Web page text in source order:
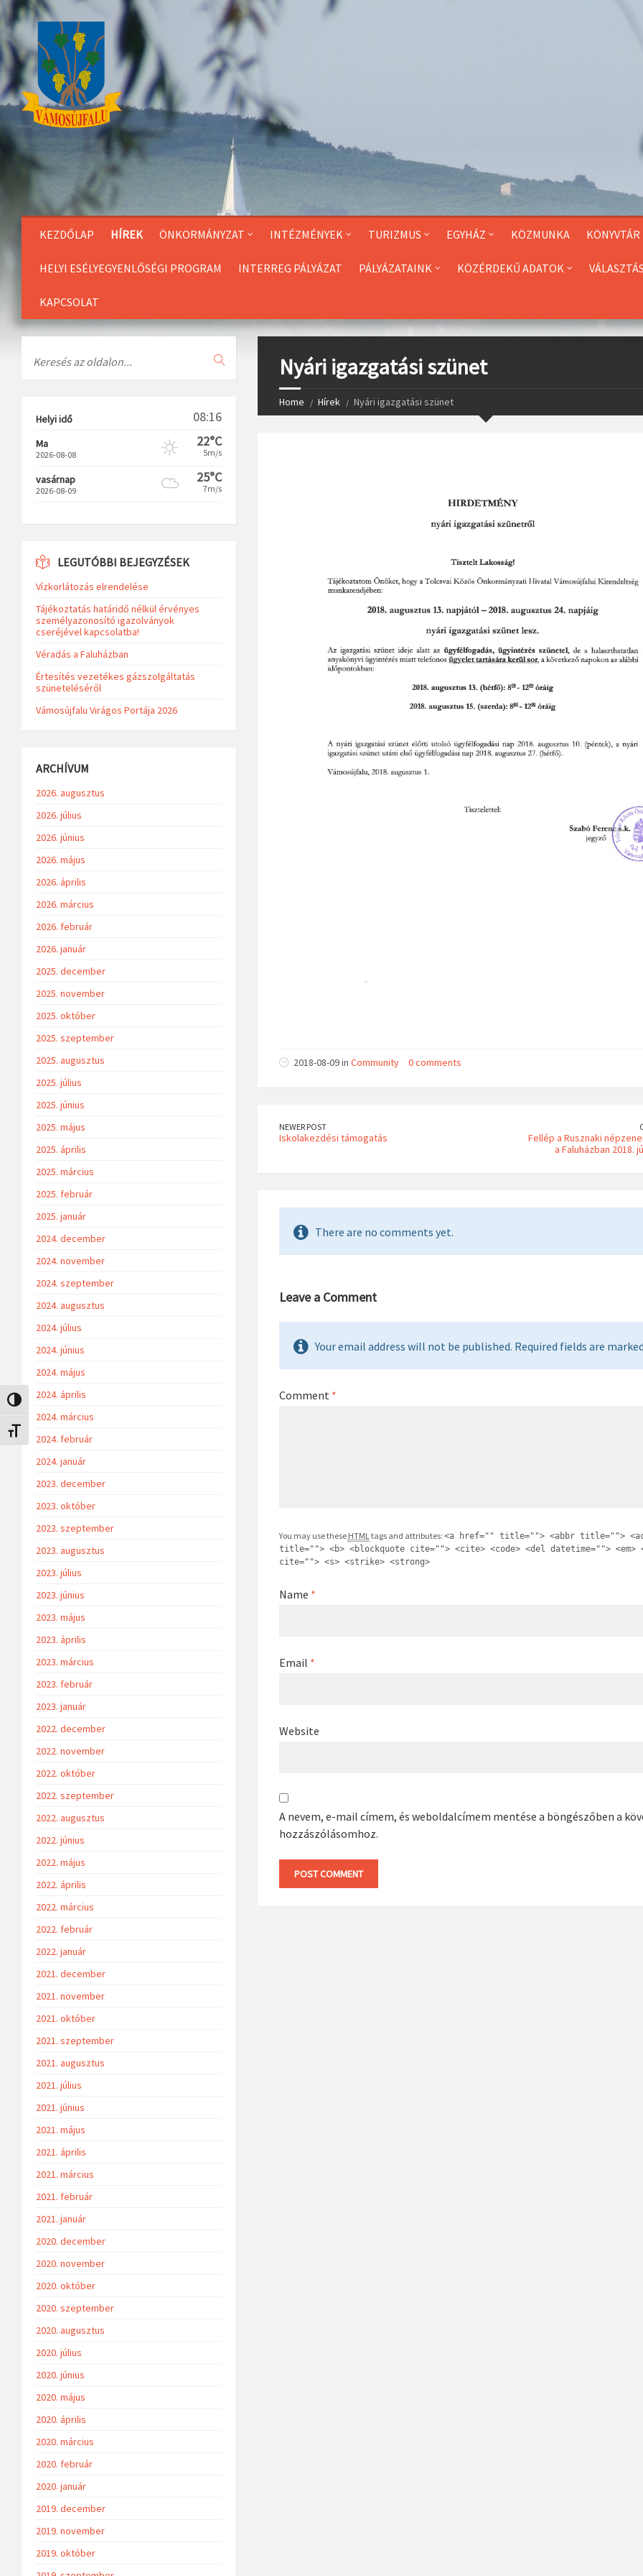
Skip
to
Content
Nagy kontraszt váltása
Betűméret váltása
KEZDŐLAP HÍREK ÖNKORMÁNYZAT INTÉZMÉNYEK TURIZMUS EGYHÁZ KÖZMUNKA KÖNYVTÁR
HELYI ESÉLYEGYENLŐSÉGI PROGRAM INTERREG PÁLYÁZAT PÁLYÁZATAINK KÖZÉRDEKŰ ADATOK
KAPCSOLAT
Nyári igazgatási szünet
Home Hírek Nyári igazgatási szünet
2018-08-09 in Community 0 comments
NEWER POST
Iskolakezdési támogatás
Fellép a Rusznaki
a Faluházban 2018.
There are no comments yet.
Leave a Comment
Your email address will not be published. Required fields are
Comment *
You may use these HTML tags and attributes: <a href="" title=""> <abbr title="">
title=""> <b> <blockquote cite=""> <cite> <code> <del datetime=""> <em>
cite=""> <s> <strike> <strong>
Name *
Email *
Website
A nevem, e-mail címem, és weboldalcímem mentése a böngészőben a
hozzászólásomhoz.
Helyi idő 08:16
Ma
2026-08-08
22°C
5m/s
vasárnap
2026-08-09
25°C
7m/s
LEGUTÓBBI BEJEGYZÉSEK
Vízkorlátozás elrendelése
Tájékoztatás határidő nélkül érvényes
személyazonosító igazolványok
cseréjével kapcsolatba!
Véradás a Faluházban
Értesítés vezetékes gázszolgáltatás
szüneteléséről
Vámosújfalu Virágos Portája 2026
ARCHÍVUM
2026. augusztus
2026. július
2026. június
2026. május
2026. április
2026. március
2026. február
2026. január
2025. december
2025. november
2025. október
2025. szeptember
2025. augusztus
2025. július
2025. június
2025. május
2025. április
2025. március
2025. február
2025. január
2024. december
2024. november
2024. szeptember
2024. augusztus
2024. július
2024. június
2024. május
2024. április
2024. március
2024. február
2024. január
2023. december
2023. október
2023. szeptember
2023. augusztus
2023. július
2023. június
2023. május
2023. április
2023. március
2023. február
2023. január
2022. december
2022. november
2022. október
2022. szeptember
2022. augusztus
2022. június
2022. május
2022. április
2022. március
2022. február
2022. január
2021. december
2021. november
2021. október
2021. szeptember
2021. augusztus
2021. július
2021. június
2021. május
2021. április
2021. március
2021. február
2021. január
2020. december
2020. november
2020. október
2020. szeptember
2020. augusztus
2020. július
2020. június
2020. május
2020. április
2020. március
2020. február
2020. január
2019. december
2019. november
2019. október